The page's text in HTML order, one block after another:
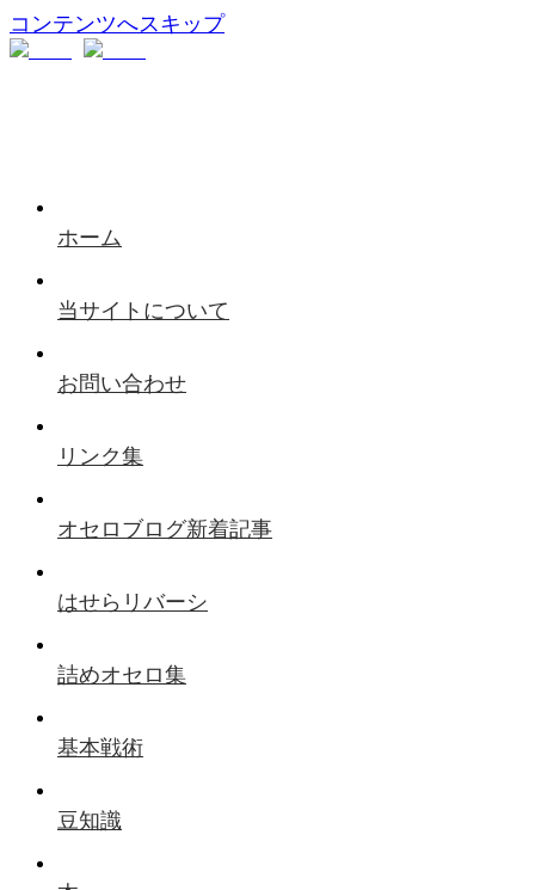
コンテンツへスキップ
ホーム
当サイトについて
お問い合わせ
リンク集
オセロブログ新着記事
はせらリバーシ
詰めオセロ集
基本戦術
豆知識